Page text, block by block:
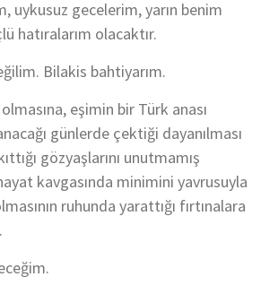
uykusuz gecelerim, yarın benim
hatıralarım olacaktır.
Bilakis bahtiyarım.
olmasına, eşimin bir Türk anası
günlerde çektiği dayanılması
gözyaşlarını unutmamış
kavgasında minimini yavrusuyla
ruhunda yarattığı fırtınalara